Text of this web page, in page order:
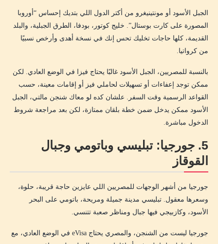
الجبل الأسود أو مونتينيغرو من أكتر الدول اللي بتديك إحساس “أوروبا
المصورة على كارت بوستال”. خليج كوتور، بودفا، الطرق الجبلية، والبلد
القديمة، كلها حاجات تخليك تحس إنك في نسخة أهدى وأرخص نسبيًا
من كرواتيا.
بالنسبة للمصريين، الجبل الأسود غالبًا يحتاج فيزا في الوضع العادي. لكن
ممكن توجد إعفاءات أو تسهيلات لحاملي فيز أو إقامات معينة، حسب
القواعد الرسمية وقت السفر. علشان كده لو معاك شنجن مالتي، الجبل
الأسود ممكن يدخل ضمن خطة بلقان ممتازة، لكن بعد مراجعة شروط
الدخول مباشرة.
5. جورجيا: تبليسي وباتومي وجبال
القوقاز
جورجيا من أشهر الوجهات للمصريين اللي عايزين حاجة قريبة، حلوة،
وسعرها معقول. تبليسي مدينة جميلة ومريحة، باتومي على البحر
الأسود، وكازبيجي فيها جبال ومناظر صعبة تتنسي.
جورجيا ليست من الشنجن، والمصري يحتاج eVisa في الوضع العادي، مع